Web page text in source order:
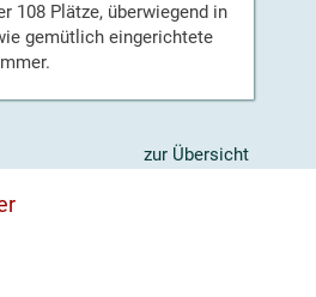
108 Plätze, überwiegend in
gemütlich eingerichtete
zur Übersicht